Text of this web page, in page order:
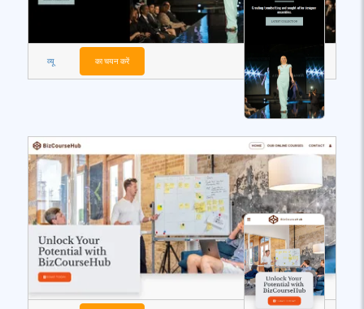
व्यू का चयन करें